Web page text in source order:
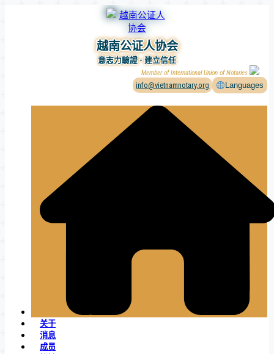
越南公证人协会
意志力驗證 - 建立信任
Member of International Union of Notaries
info@vietnamnotary.org Languages
关于
消息
成员